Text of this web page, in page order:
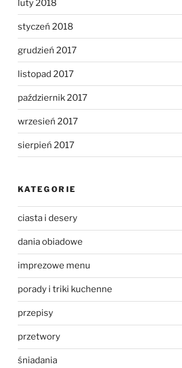
luty 2018
styczeń 2018
grudzień 2017
listopad 2017
październik 2017
wrzesień 2017
sierpień 2017
KATEGORIE
ciasta i desery
dania obiadowe
imprezowe menu
porady i triki kuchenne
przepisy
przetwory
śniadania